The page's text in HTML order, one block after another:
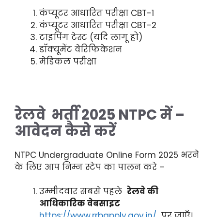
कंप्यूटर आधारित परीक्षा CBT-1
कंप्यूटर आधारित परीक्षा CBT-2
टाइपिंग टेस्ट (यदि लागू हो)
डॉक्यूमेंट वेरिफिकेशन
मेडिकल परीक्षा
रेलवे भर्ती 2025 NTPC में –
आवेदन कैसे करें
NTPC Undergraduate Online Form 2025 भरने
के लिए आप निम्न स्टेप का पालन करे –
उम्मीदवार सबसे पहले रेलवे की
आधिकारिक वेबसाइट